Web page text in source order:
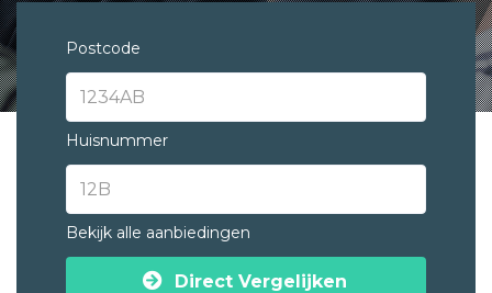
Postcode
Huisnummer
Bekijk alle aanbiedingen
Direct Vergelijken